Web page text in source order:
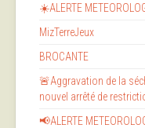
☀️ALERTE
MizTerreJeux
BROCANTE
🚨Aggravation de la
nouvel arrêté de
📢ALERTE